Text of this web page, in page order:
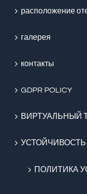
расположение
галерея
контакты
GDPR POLICY
ВИРТУАЛЬНЫЙ
УСТОЙЧИВОСТЬ
ПОЛИТИКА